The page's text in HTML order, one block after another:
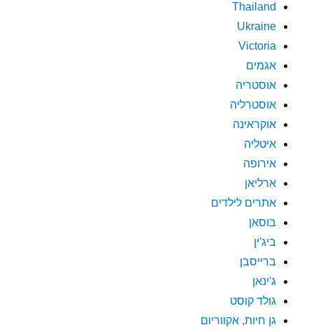
Thailand
Ukraine
Victoria
אגמים
אוסטריה
אוסטרליה
אוקראינה
איטליה
אירופה
ארליאן
אתרים לילדים
בוסאן
ביג'ין
ברייסבן
ג'ינאן
גולד קוסט
גן חיות, אקווריום